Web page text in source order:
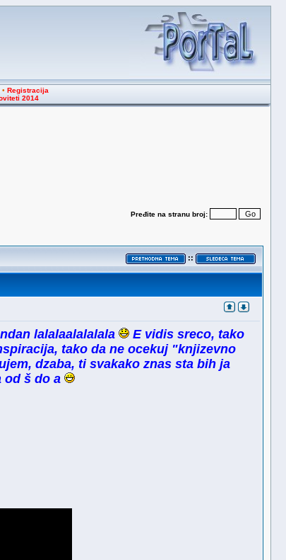
• Registracija
2014
Pređite na stranu broj:
::
lalalaalalalala
E vidis sreco, tako
tako da ne ocekuj "knjizevno
dzaba, ti svakako znas sta bih ja
od š do a